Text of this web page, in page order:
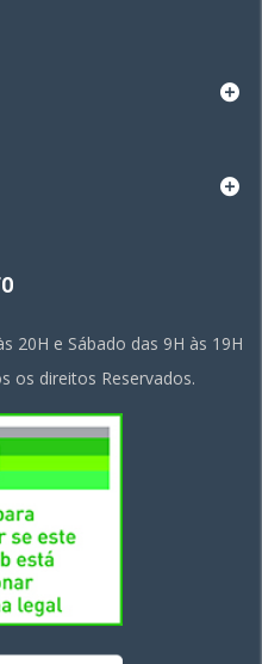
20H e Sábado das 9H às 19H
os direitos Reservados.